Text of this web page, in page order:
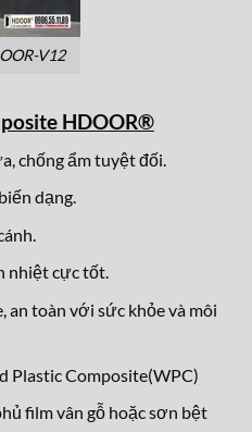
V12
chống ẩm tuyệt đối.
dạng.
nhiệt cực tốt.
toàn với sức khỏe và môi
Composite(WPC)
film vân gỗ hoặc sơn bệt